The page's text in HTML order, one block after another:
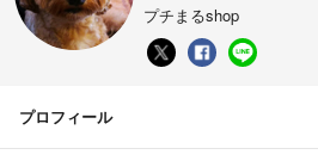
プチまるshop
プロフィール